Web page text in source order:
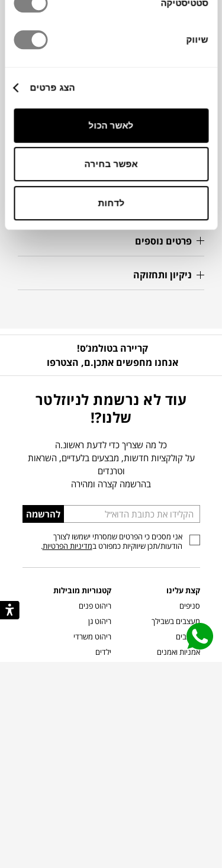
סטטיסטיקה
שיווק
הצג פרטים
לאשר הכול
אפשר בחירה
לדחות
פרטים נוספים
ניקיון ותחזוקה
קריירה בטולמנ’ס!
אנחנו מחפשים אתכן.ם, הצטרפו
עוד לא נרשמת לניוזלטר
שלנו?!
כל מה שצריך כדי לדעת ראשונ.ה
על קולקציות חדשות, מבצעים בלעדיים, השראות
וטרנדים
בהרשמה קצרה ומהירה
הכניסו
כתובת
דוא”ל
להרשמה
אני מסכים כי הפרטים שמסרתי ישמשו לצורך
הודעות/תכן שיווקיות כמפורט במדיניות הפרטיות.
קצת עלינו
סניפים
מעצבים בשבילך
מעצבים
אמניות ואמנים
קטגוריות מובילות
ריהוט פנים
ריהוט גן
ריהוט משרדי
ילדים